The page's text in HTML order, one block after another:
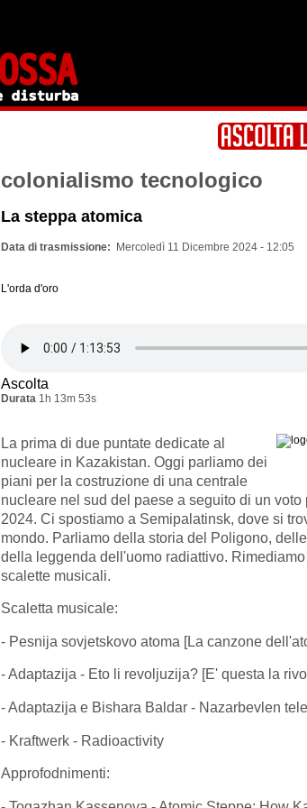
colonialismo tecnologico
La steppa atomica
Data di trasmissione Mercoledì 11 Dicembre 2024 - 12:05
L'orda d'oro
Ascolta
Durata 1h 13m 53s
La prima di due puntate dedicate al
nucleare in Kazakistan. Oggi parliamo dei
piani per la costruzione di una centrale
nucleare nel sud del paese a seguito di un
2024. Ci spostiamo a Semipalatinsk, dove si
mondo. Parliamo della storia del Poligono,
della leggenda dell'uomo radiattivo.
scalette musicali.
Scaletta musicale:
- Pesnija sovjetskovo atoma [La canzone
- Adaptazija - Eto li revoljuzija? [E' questa la
- Adaptazija e Bishara Baldar - Nazarbevlen
- Kraftwerk - Radioactivity
Approfodnimenti: